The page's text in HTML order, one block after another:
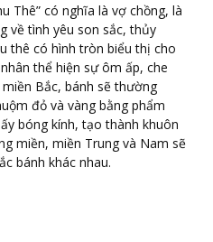
Thê” có nghĩa là vợ chồng, là
về tình yêu son sắc, thủy
thê có hình tròn biểu thị cho
thể hiện sự ôm ấp, che
Bắc, bánh sẽ thường
đỏ và vàng bằng phẩm
bóng kính, tạo thành khuôn
miền, miền Trung và Nam sẽ
bánh khác nhau.